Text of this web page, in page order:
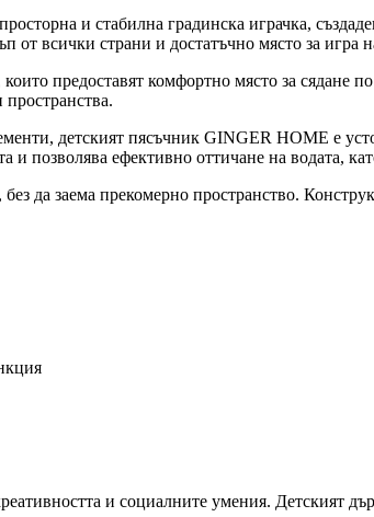
и стабилна градинска играчка,
от всички страни и достатъчно място за игра
предоставят комфортно място за
детският пясъчник GINGER HOME е
позволява ефективно оттичане на водата,
да заема прекомерно пространство.
и социалните умения. Детският